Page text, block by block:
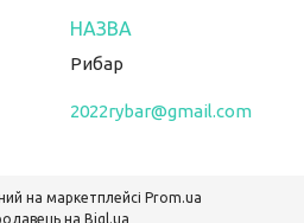
Рибар
2022rybar@gmail.com
на маркетплейсі Prom.ua
на Bigl.ua